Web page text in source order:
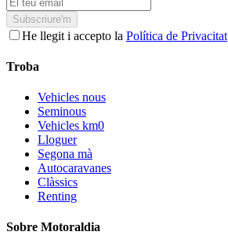
Subscriure'm
He llegit i accepto la Política de Privacitat
Troba
Vehicles nous
Seminous
Vehicles km0
Lloguer
Segona mà
Autocaravanes
Clàssics
Renting
Sobre Motoraldia